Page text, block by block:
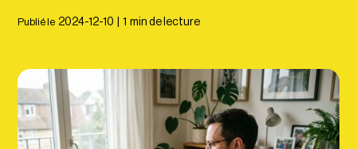
Publié le 2024-12-10 1 min de lecture